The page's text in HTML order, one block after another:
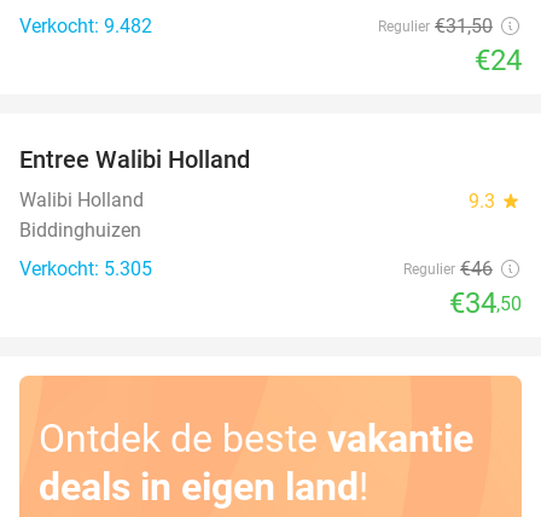
Verkocht: 9.482
Regulier €31,50
€24
Entree Walibi Holland
Walibi Holland 9.3 star
Biddinghuizen
Verkocht: 5.305
Regulier €46
€34,50
Ontdek de beste vakantie
deals in eigen land!